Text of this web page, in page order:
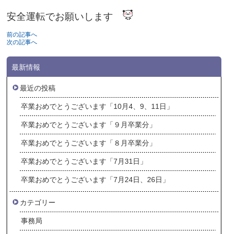
安全運転でお願いします
前の記事へ
次の記事へ
最新情報
最近の投稿
卒業おめでとうございます「10月4、9、11日」
卒業おめでとうございます「９月卒業分」
卒業おめでとうございます「８月卒業分」
卒業おめでとうございます「7月31日」
卒業おめでとうございます「7月24日、26日」
カテゴリー
事務局